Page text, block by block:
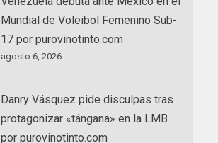
Mundial de Voleibol Femenino Sub-
17 por purovinotinto.com
agosto 6, 2026
Danry Vásquez pide disculpas tras
protagonizar «tángana» en la LMB
por purovinotinto.com